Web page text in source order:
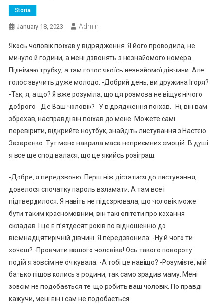
Storia
January 18, 2023 Admin
Якось чоловік поїхав у відрядження. Я його проводила, не
минуло й години, а мені дзвонять з незнайомого номера.
Піднімаю трубку, а там голос якоїсь незнайомої дівчини. Але
голос звучить дуже молодо. -Добрий день, ви дружина Ігоря?
-Так, я, а що? Я вже розуміла, що ця розмова не віщує нічого
доброго. -Де Ваш чоловік? -У відрядження поїхав. -Ні, він вам
збрехав, насправді він поїхав до мене. Можете самі
перевірити, відкрийте ноутбук, знайдіть листування з Настею
Захаренко. Тут мене накрила маса неприємних емоцій. В душі
я все ще сподівалася, що це якийсь розіграш.
-Добре, я передзвоню. Перш ніж дістатися до листування,
довелося спочатку пароль взламати. А там все і
підтвердилося. Я навіть не підозрювала, що чоловік може
бути таким красномовним, він такі епітети про кохання
складав. І це в п’ятдесят років по відношенню до
вісімнадцятирічній дівчині. Я передзвонила: -Ну й чого ти
хочеш? -Провчити вашого чоловіка! Ось такого повороту
подій я зовсім не очікувала. -А тобі це навіщо? -Розумієте, мій
батько пішов колись з родини, так само зрадив маму. Мені
зовсім не подобається те, що робить ваш чоловік. По правді
кажучи, мені він і сам не подобається.